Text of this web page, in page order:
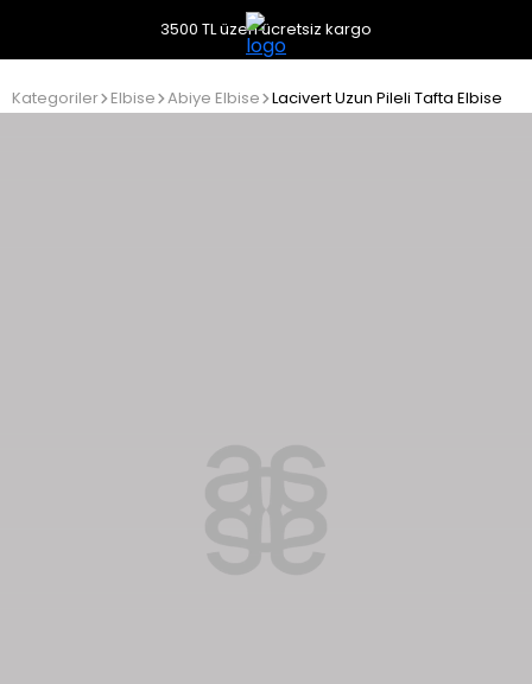
3500 TL üzeri ücretsiz kargo
Kategoriler Elbise Abiye Elbise Lacivert Uzun Pileli Tafta Elbise